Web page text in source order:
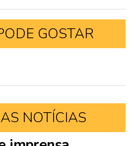
GOSTAR
NOTÍCIAS